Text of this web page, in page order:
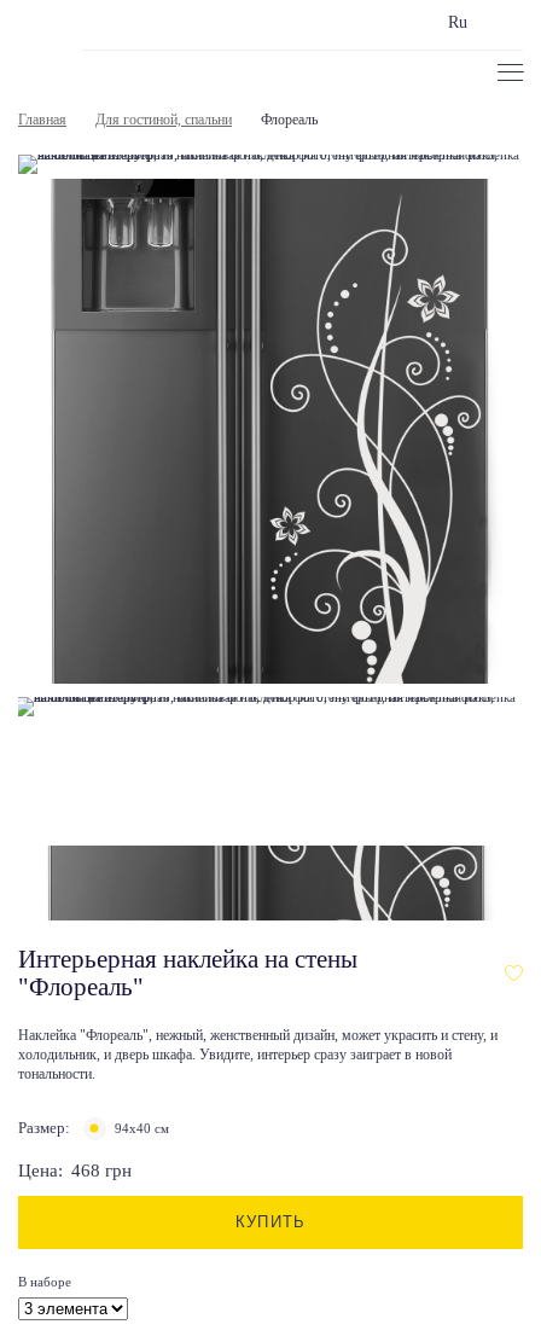
Ru
Главная Для гостиной, спальни Флореаль
Интерьерная наклейка на стены
"Флореаль"
Наклейка "Флореаль", нежный, женственный дизайн, может украсить и стену, и
холодильник, и дверь шкафа. Увидите, интерьер сразу заиграет в новой
тональности.
Размер: 94х40 см
Цена: 468 грн
КУПИТЬ
В наборе